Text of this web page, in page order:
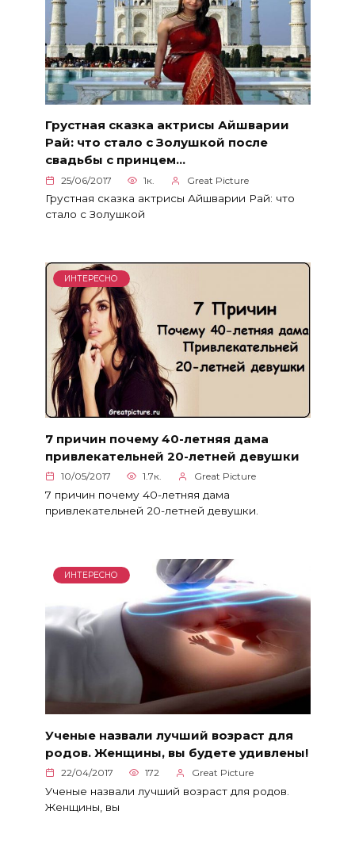
Грустная сказка актрисы Айшварии
Рай: что стало с Золушкой после
свадьбы с принцем…
25/06/2017 1к. Great Picture
Грустная сказка актрисы Айшварии Рай: что
стало с Золушкой
ИНТЕРЕСНО
7 причин почему 40-летняя дама
привлекательней 20-летней девушки
10/05/2017 1.7к. Great Picture
7 причин почему 40-летняя дама
привлекательней 20-летней девушки.
ИНТЕРЕСНО
Ученые назвали лучший возраст для
родов. Женщины, вы будете удивлены!
22/04/2017 172 Great Picture
Ученые назвали лучший возраст для родов.
Женщины, вы